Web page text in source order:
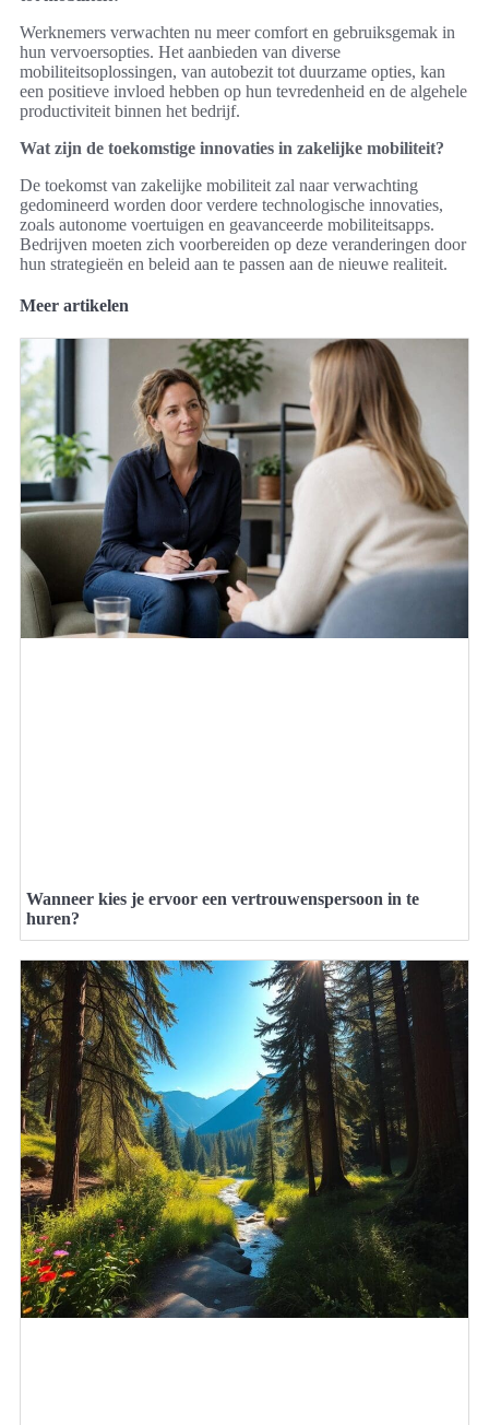
Werknemers verwachten nu meer comfort en gebruiksgemak in
hun vervoersopties. Het aanbieden van diverse
mobiliteitsoplossingen, van autobezit tot duurzame opties, kan
een positieve invloed hebben op hun tevredenheid en de algehele
productiviteit binnen het bedrijf.
Wat zijn de toekomstige innovaties in zakelijke mobiliteit?
De toekomst van zakelijke mobiliteit zal naar verwachting
gedomineerd worden door verdere technologische innovaties,
zoals autonome voertuigen en geavanceerde mobiliteitsapps.
Bedrijven moeten zich voorbereiden op deze veranderingen door
hun strategieën en beleid aan te passen aan de nieuwe realiteit.
Meer artikelen
Wanneer kies je ervoor een vertrouwenspersoon in te
huren?